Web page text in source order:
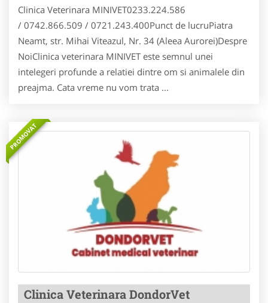
Clinica Veterinara MINIVET0233.224.586
/ 0742.866.509 / 0721.243.400Punct de lucruPiatra
Neamt, str. Mihai Viteazul, Nr. 34 (Aleea Aurorei)Despre
NoiClinica veterinara MINIVET este semnul unei
intelegeri profunde a relatiei dintre om si animalele din
preajma. Cata vreme nu vom trata ...
PROMOVAT
Clinica Veterinara DondorVet